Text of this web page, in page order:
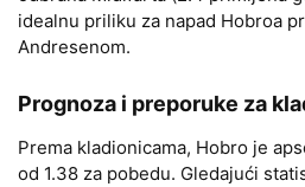
idealnu priliku za napad Hobroa
Andresenom.
Prognoza i preporuke za
Prema kladionicama, Hobro je
od 1.38 za pobedu. Gledajući